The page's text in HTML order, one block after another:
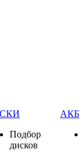
Подбор
дисков
АКБ